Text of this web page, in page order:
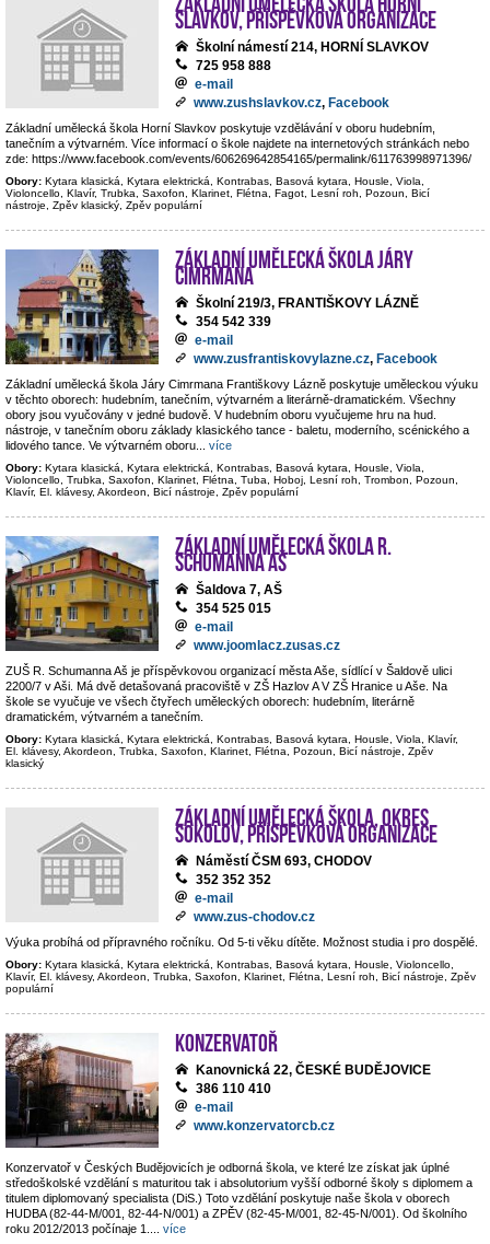
Slavkov, příspěvková organizace
Školní námestí 214, HORNÍ SLAVKOV
725 958 888
e-mail
www.zushslavkov.cz, Facebook
Základní umělecká škola Horní Slavkov poskytuje vzdělávání v oboru hudebním,
tanečním a výtvarném. Více informací o škole najdete na internetových stránkách nebo
zde: https://www.facebook.com/events/606269642854165/permalink/611763998971396/
Obory: Kytara klasická, Kytara elektrická, Kontrabas, Basová kytara, Housle, Viola,
Violoncello, Klavír, Trubka, Saxofon, Klarinet, Flétna, Fagot, Lesní roh, Pozoun, Bicí
nástroje, Zpěv klasický, Zpěv populární
Základní umělecká škola Járy
Cimrmana
Školní 219/3, FRANTIŠKOVY LÁZNĚ
354 542 339
e-mail
www.zusfrantiskovylazne.cz, Facebook
Základní umělecká škola Járy Cimrmana Františkovy Lázně poskytuje uměleckou výuku
v těchto oborech: hudebním, tanečním, výtvarném a literárně-dramatickém. Všechny
obory jsou vyučovány v jedné budově. V hudebním oboru vyučujeme hru na hud.
nástroje, v tanečním oboru základy klasického tance - baletu, moderního, scénického a
lidového tance. Ve výtvarném oboru
více
Obory: Kytara klasická, Kytara elektrická, Kontrabas, Basová kytara, Housle, Viola,
Violoncello, Trubka, Saxofon, Klarinet, Flétna, Tuba, Hoboj, Lesní roh, Trombon, Pozoun,
Klavír, El. klávesy, Akordeon, Bicí nástroje, Zpěv populární
Základní umělecká škola R.
Schumanna Aš
Šaldova 7, AŠ
354 525 015
e-mail
www.joomlacz.zusas.cz
ZUŠ R. Schumanna Aš je příspěvkovou organizací města Aše, sídlící v Šaldově ulici
2200/7 v Aši. Má dvě detašovaná pracoviště v ZŠ Hazlov A V ZŠ Hranice u Aše. Na
škole se vyučuje ve všech čtyřech uměleckých oborech: hudebním, literárně
dramatickém, výtvarném a tanečním.
Obory: Kytara klasická, Kytara elektrická, Kontrabas, Basová kytara, Housle, Viola, Klavír,
El. klávesy, Akordeon, Trubka, Saxofon, Klarinet, Flétna, Pozoun, Bicí nástroje, Zpěv
klasický
Základní umělecká škola, okres
Sokolov, příspěvková organizace
Náměstí ČSM 693, CHODOV
352 352 352
e-mail
www.zus-chodov.cz
Výuka probíhá od přípravného ročníku. Od 5-ti věku dítěte. Možnost studia i pro dospělé.
Obory: Kytara klasická, Kytara elektrická, Kontrabas, Basová kytara, Housle, Violoncello,
Klavír, El. klávesy, Akordeon, Trubka, Saxofon, Klarinet, Flétna, Lesní roh, Bicí nástroje, Zpěv
populární
Konzervatoř
Kanovnická 22, ČESKÉ BUDĚJOVICE
386 110 410
e-mail
www.konzervatorcb.cz
Konzervatoř v Českých Budějovicích je odborná škola, ve které lze získat jak úplné
středoškolské vzdělání s maturitou tak i absolutorium vyšší odborné školy s diplomem a
titulem diplomovaný specialista (DiS.) Toto vzdělání poskytuje naše škola v oborech
HUDBA (82-44-M/001, 82-44-N/001) a ZPĚV (82-45-M/001, 82-45-N/001). Od školního
roku 2012/2013 počínaje 1.
více